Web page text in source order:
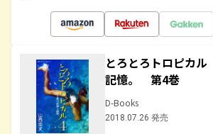
とろとろトロピカ
記憶。 第4巻
D-Books
2018.07.26 発売